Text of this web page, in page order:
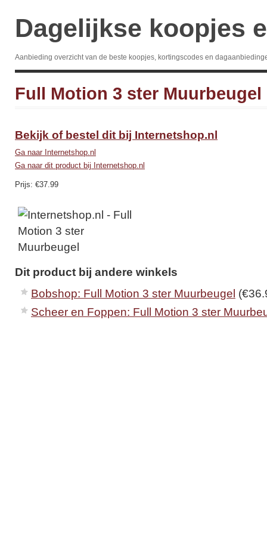
Dagelijkse koopjes
Aanbieding overzicht van de beste koopjes, kortingscodes en
Full Motion 3 ster Muurbeugel
Bekijk of bestel dit bij Internetshop.nl
Ga naar Internetshop.nl
Ga naar dit product bij Internetshop.nl
Prijs: €37.99
Dit product bij andere winkels
Bobshop: Full Motion 3 ster Muurbeugel
Scheer en Foppen: Full Motion 3 ster